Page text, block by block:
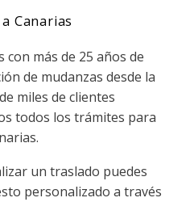
Canarias
más de 25 años de
de mudanzas desde la
miles de clientes
todos los trámites para
un traslado puedes
personalizado a través